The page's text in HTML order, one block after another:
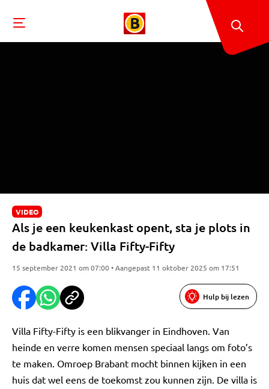
VIDEO
Als je een keukenkast opent, sta je plots in
de badkamer: Villa Fifty-Fifty
15 september 2021 om 07:00 • Aangepast 11 oktober 2025 om 17:51
Hulp bij lezen
Villa Fifty-Fifty is een blikvanger in Eindhoven. Van
heinde en verre komen mensen speciaal langs om foto’s
te maken. Omroep Brabant mocht binnen kijken in een
huis dat wel eens de toekomst zou kunnen zijn. De villa is